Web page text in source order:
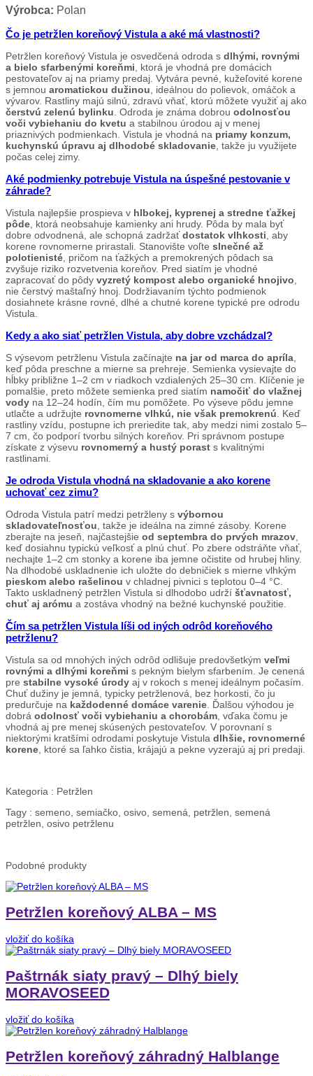
Výrobca: Polan
Čo je petržlen koreňový Vistula a aké má vlastnosti?
Petržlen koreňový Vistula je osvedčená odroda s dlhými, rovnými
a bielo sfarbenými koreňmi , ktorá je vhodná pre domácich
pestovateľov aj na priamy predaj. Vytvára pevné, kužeľovité korene
s jemnou aromatickou dužinou , ideálnou do polievok, omáčok a
vývarov. Rastliny majú silnú, zdravú vňať, ktorú môžete využiť aj ako
čerstvú zelenú bylinku . Odroda je známa dobrou odolnosťou
voči vybiehaniu do kvetu a stabilnou úrodou aj v menej
priaznivých podmienkach. Vistula je vhodná na priamy konzum,
kuchynskú úpravu aj dlhodobé skladovanie , takže ju využijete
počas celej zimy.
Aké podmienky potrebuje Vistula na úspešné pestovanie v
záhrade?
Vistula najlepšie prospieva v hlbokej, kyprenej a stredne ťažkej
pôde , ktorá neobsahuje kamienky ani hrudy. Pôda by mala byť
dobre odvodnená, ale schopná zadržaťdostatok vlhkosti , aby
korene rovnomerne prirastali. Stanovište voľte slnečné až
polotienisté , pričom na ťažkých a premokrených pôdach sa
zvyšuje riziko rozvetvenia koreňov. Pred siatím je vhodné
zapracovať do pôdy vyzretý kompost alebo organické hnojivo
nie čerstvý maštaľný hnoj. Dodržiavaním týchto podmienok
dosiahnete krásne rovné, dlhé a chutné korene typické pre odrodu
Vistula.
Kedy a ako siať petržlen Vistula, aby dobre vzchádzal?
S výsevom petržlenu Vistula začínajte na jar od marca do apríla
keď pôda preschne a mierne sa prehreje. Semienka vysievajte do
hĺbky približne 1–2 cm v riadkoch vzdialených 25–30 cm. Klíčenie je
pomalšie, preto môžete semienka pred siatím namočiť do vlažnej
vody na 12–24 hodín, čím mu pomôžete. Po výseve pôdu jemne
utlačte a udržujte rovnomerne vlhkú, nie však premokrenú . Keď
rastliny vzídu, postupne ich preriedite tak, aby medzi nimi zostalo 5–
7 cm, čo podporí tvorbu silných koreňov. Pri správnom postupe
získate z výsevu rovnomerný a hustý porast s kvalitnými
rastlinami.
Je odroda Vistula vhodná na skladovanie a ako korene
uchovať cez zimu?
Odroda Vistula patrí medzi petržleny s výbornou
skladovateľnosťou , takže je ideálna na zimné zásoby. Korene
zberajte na jeseň, najčastejšie od septembra do prvých mrazov
keď dosiahnu typickú veľkosť a plnú chuť. Po zbere odstráňte vňať,
nechajte 1–2 cm stonky a korene iba jemne očistite od hrubej hliny.
Na dlhodobé uskladnenie ich uložte do debničiek s mierne vlhkým
pieskom alebo rašelinou v chladnej pivnici s teplotou 0–4 °C.
Takto uskladnený petržlen Vistula si dlhodobo udrží šťavnatosť,
chuť aj arómu a zostáva vhodný na bežné kuchynské použitie.
Čím sa petržlen Vistula líši od iných odrôd koreňového
petržlenu?
Vistula sa od mnohých iných odrôd odlišuje predovšetkým veľmi
rovnými a dlhými koreňmi s pekným bielym sfarbením. Je cenená
pre stabilne vysoké úrody aj v rokoch s menej ideálnym počasím.
Chuť dužiny je jemná, typicky petržlenová, bez horkosti, čo ju
predurčuje na každodenné domáce varenie . Ďalšou výhodou je
dobrá odolnosť voči vybiehaniu a chorobám , vďaka čomu je
vhodná aj pre menej skúsených pestovateľov. V porovnaní s
niektorými kratšími odrodami poskytuje Vistula dlhšie, rovnomerné
korene , ktoré sa ľahko čistia, krájajú a pekne vyzerajú aj pri predaji.
Kategoria : Petržlen
Tagy : semeno, semiačko, osivo, semená, petržlen, semená
petržlen, osivo petržlenu
Podobné produkty
Petržlen koreňový ALBA – MS
vložiť do košíka
Paštrnák siaty pravý – Dlhý biely
MORAVOSEED
vložiť do košíka
Petržlen koreňový záhradný Halblange